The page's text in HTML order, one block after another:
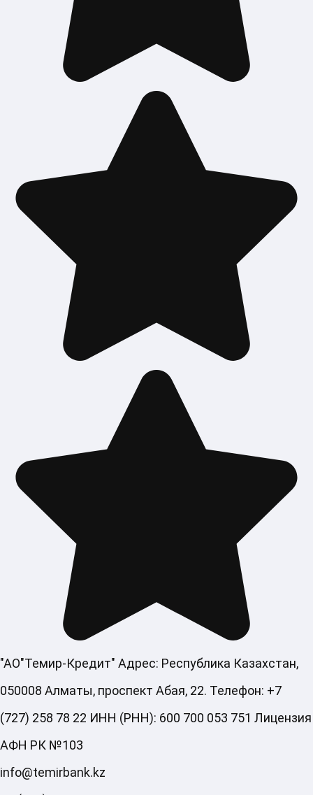
"АО"Темир-Кредит" Адрес: Республика Казахстан,
050008 Алматы, проспект Абая, 22. Телефон: +7
(727) 258 78 22 ИНН (РНН): 600 700 053 751 Лицензия
АФН РК №103
info@temirbank.kz